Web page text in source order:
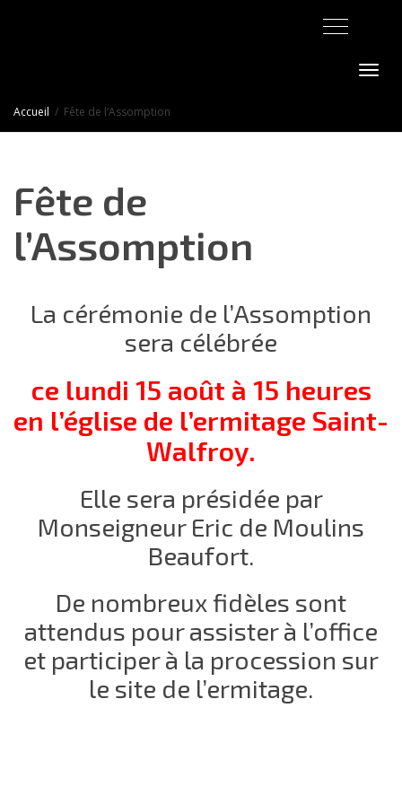
Activer/
Accueil Fête de l’Assomption
Fête de
l’Assomption
La cérémonie de l’Assomption
sera célébrée
ce lundi 15 août à 15 heures
en l’église de l’ermitage Saint-
Walfroy.
Elle sera présidée par
Monseigneur Eric de Moulins
Beaufort.
De nombreux fidèles sont
attendus pour assister à l’office
et participer à la procession sur
le site de l’ermitage.